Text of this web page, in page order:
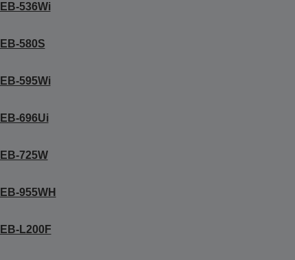
EB-536Wi
EB-580S
EB-595Wi
EB-696Ui
EB-725W
EB-955WH
EB-L200F